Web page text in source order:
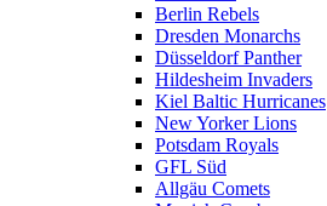
Berlin Rebels
Dresden Monarchs
Düsseldorf Panther
Hildesheim Invaders
Kiel Baltic Hurricanes
New Yorker Lions
Potsdam Royals
GFL Süd
Allgäu Comets